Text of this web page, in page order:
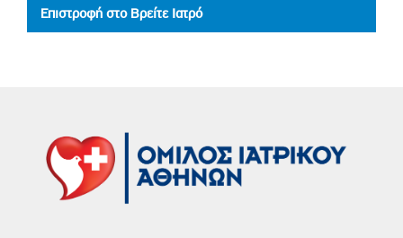
Επιστροφή στο Βρείτε Ιατρό